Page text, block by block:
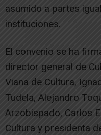
asumido a partes
instituciones.
El convenio se ha
director general de
Viana de Cultura,
Tudela, Alejandro
Arzobispado, Carlos
Cultura y presidenta